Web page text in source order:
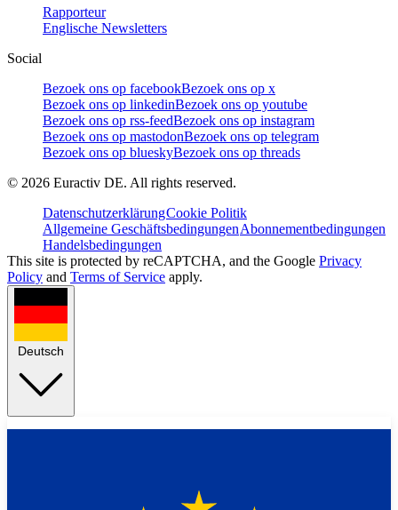
Rapporteur
Englische Newsletters
Social
Bezoek ons op facebookBezoek ons op x
Bezoek ons op linkedinBezoek ons op youtube
Bezoek ons op rss-feedBezoek ons op instagram
Bezoek ons op mastodonBezoek ons op telegram
Bezoek ons op blueskyBezoek ons op threads
© 2026 Euractiv DE. All rights reserved.
DatenschutzerklärungCookie Politik
Allgemeine GeschäftsbedingungenAbonnementbedingungen
Handelsbedingungen
This site is protected by reCAPTCHA, and the Google Privacy
Policy and Terms of Service apply.
Deutsch